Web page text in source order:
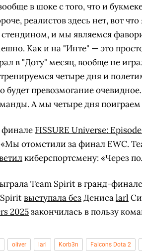
в шоке с того, что и
реалистов здесь нет, вот
стендином, и мы являемся
Как и на "Инте" — это
в "Доту" месяц, вообще не
четыре дня и
будет превозмогание
А мы четыре дня
финале FISSURE Universe:
«Мы отомстили за финал EWC.
киберспортсмену: «Через
Team Spirit в гранд-
выступала безДенисаlarl
2025закончилась в пользу
oliver larl Korb3n Falcons Dota 2
ПЕРЕЙТИ